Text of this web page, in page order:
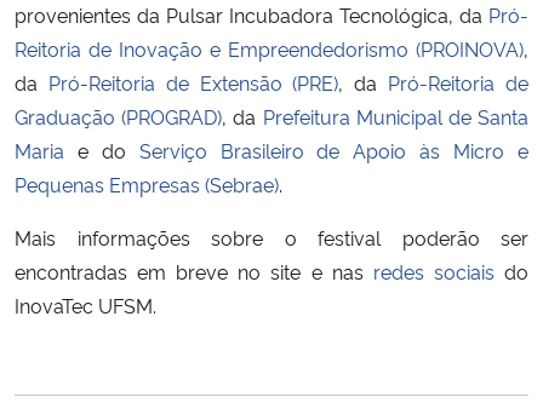
provenientes da Pulsar Incubadora Tecnológica, da Pró-
Reitoria de Inovação e Empreendedorismo (PROINOVA),
da Pró-Reitoria de Extensão (PRE), da Pró-Reitoria de
Graduação (PROGRAD), da Prefeitura Municipal de Santa
Maria e do Serviço Brasileiro de Apoio às Micro e
Pequenas Empresas (Sebrae).
Mais informações sobre o festival poderão ser
encontradas em breve no site e nas redes sociais do
InovaTec UFSM.